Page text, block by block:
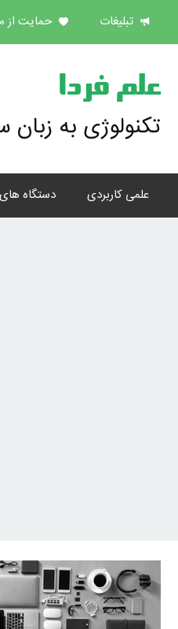
تبلیغات حمایت از
علم فردا
تکنولوژی به زبان
علمی کاربردی دستگاه